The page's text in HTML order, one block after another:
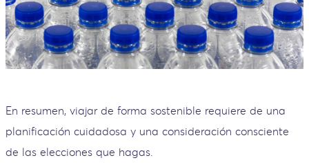
En resumen, viajar de forma sostenible requiere de una
planificación cuidadosa y una consideración consciente
de las elecciones que hagas.